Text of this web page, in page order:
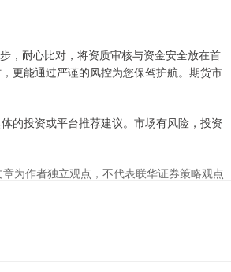
，耐心比对，将资质审核与资金安全放在首
更能通过严谨的风控为您保驾护航。期货市
的投资或平台推荐建议。市场有风险，投资
章为作者独立观点，不代表联华证券策略观点